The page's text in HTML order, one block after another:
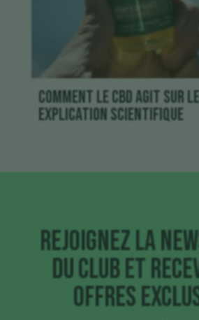
Comment le CBD agit sur
explication scientifique
Rejoignez la
du club et
offres